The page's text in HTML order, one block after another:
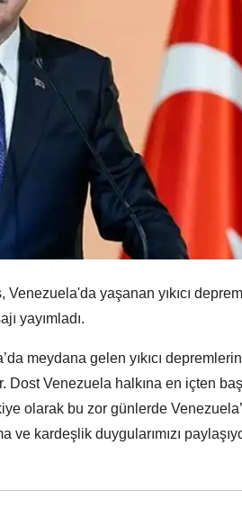
yaşanan yıkıcı
yayımladı.
meydana gelen yıkıcı
Dost Venezuela halkına en içten
olarak bu zor günlerde
ve kardeşlik duygularımızı